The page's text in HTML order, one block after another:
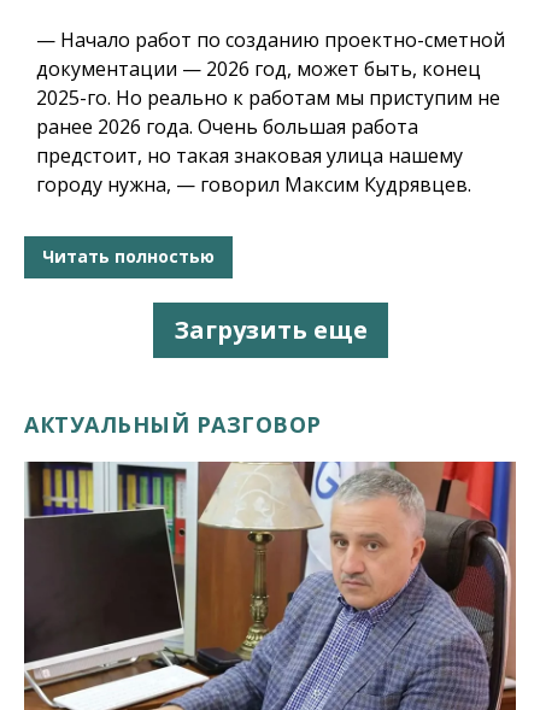
— Начало работ по созданию проектно-сметной
документации — 2026 год, может быть, конец
2025-го. Но реально к работам мы приступим не
ранее 2026 года. Очень большая работа
предстоит, но такая знаковая улица нашему
городу нужна, — говорил Максим Кудрявцев.
Читать полностью
Загрузить еще
АКТУАЛЬНЫЙ РАЗГОВОР